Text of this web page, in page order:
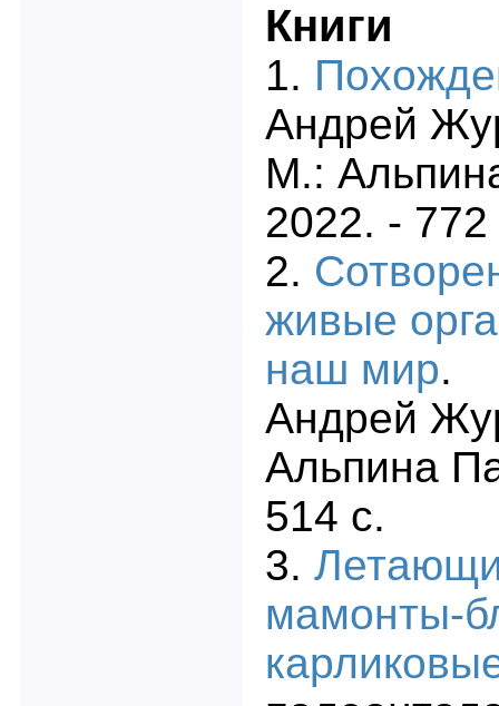
Книги
1.
Андрей
М.:
2022. - 772
2.
живые
наш мир.
Андрей
Альпина
514 с.
3.
мамонты-